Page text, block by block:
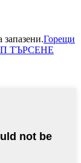
Горещи
ТЪРСЕНЕ